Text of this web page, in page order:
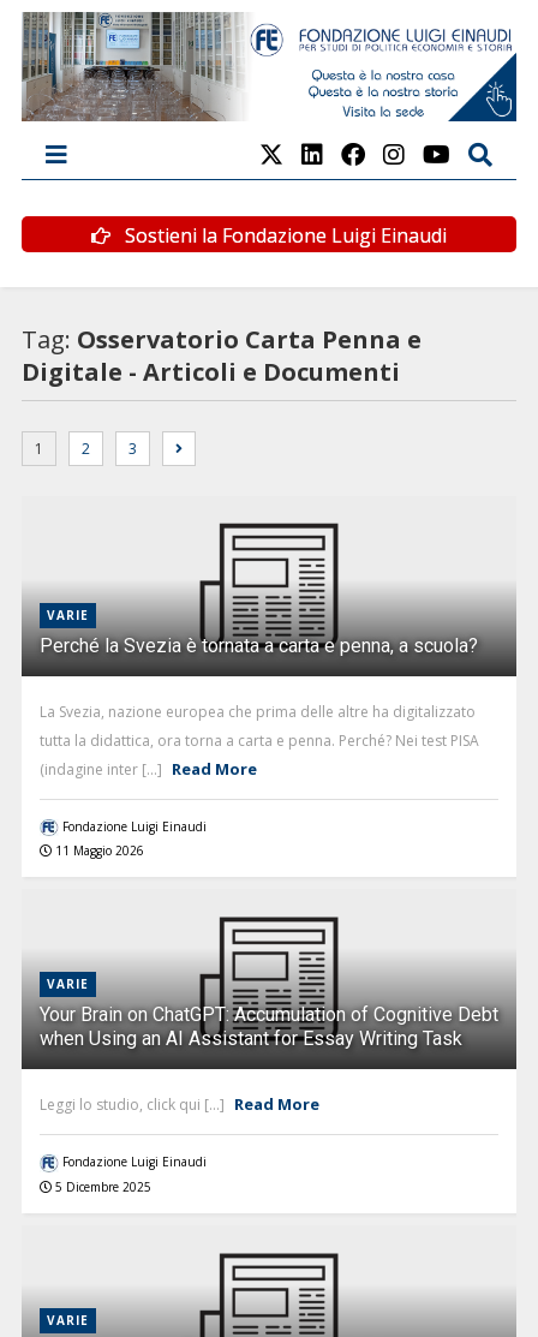
Sostieni la Fondazione Luigi Einaudi
Tag: Osservatorio Carta Penna e
Digitale - Articoli e Documenti
1 2 3
VARIE
Perché la Svezia è tornata a carta e penna, a scuola?
La Svezia, nazione europea che prima delle altre ha digitalizzato
tutta la didattica, ora torna a carta e penna. Perché? Nei test PISA
(indagine inter [...] Read More
Fondazione Luigi Einaudi
11 Maggio 2026
VARIE
Your Brain on ChatGPT: Accumulation of Cognitive Debt
when Using an AI Assistant for Essay Writing Task
Leggi lo studio, click qui [...] Read More
Fondazione Luigi Einaudi
5 Dicembre 2025
VARIE